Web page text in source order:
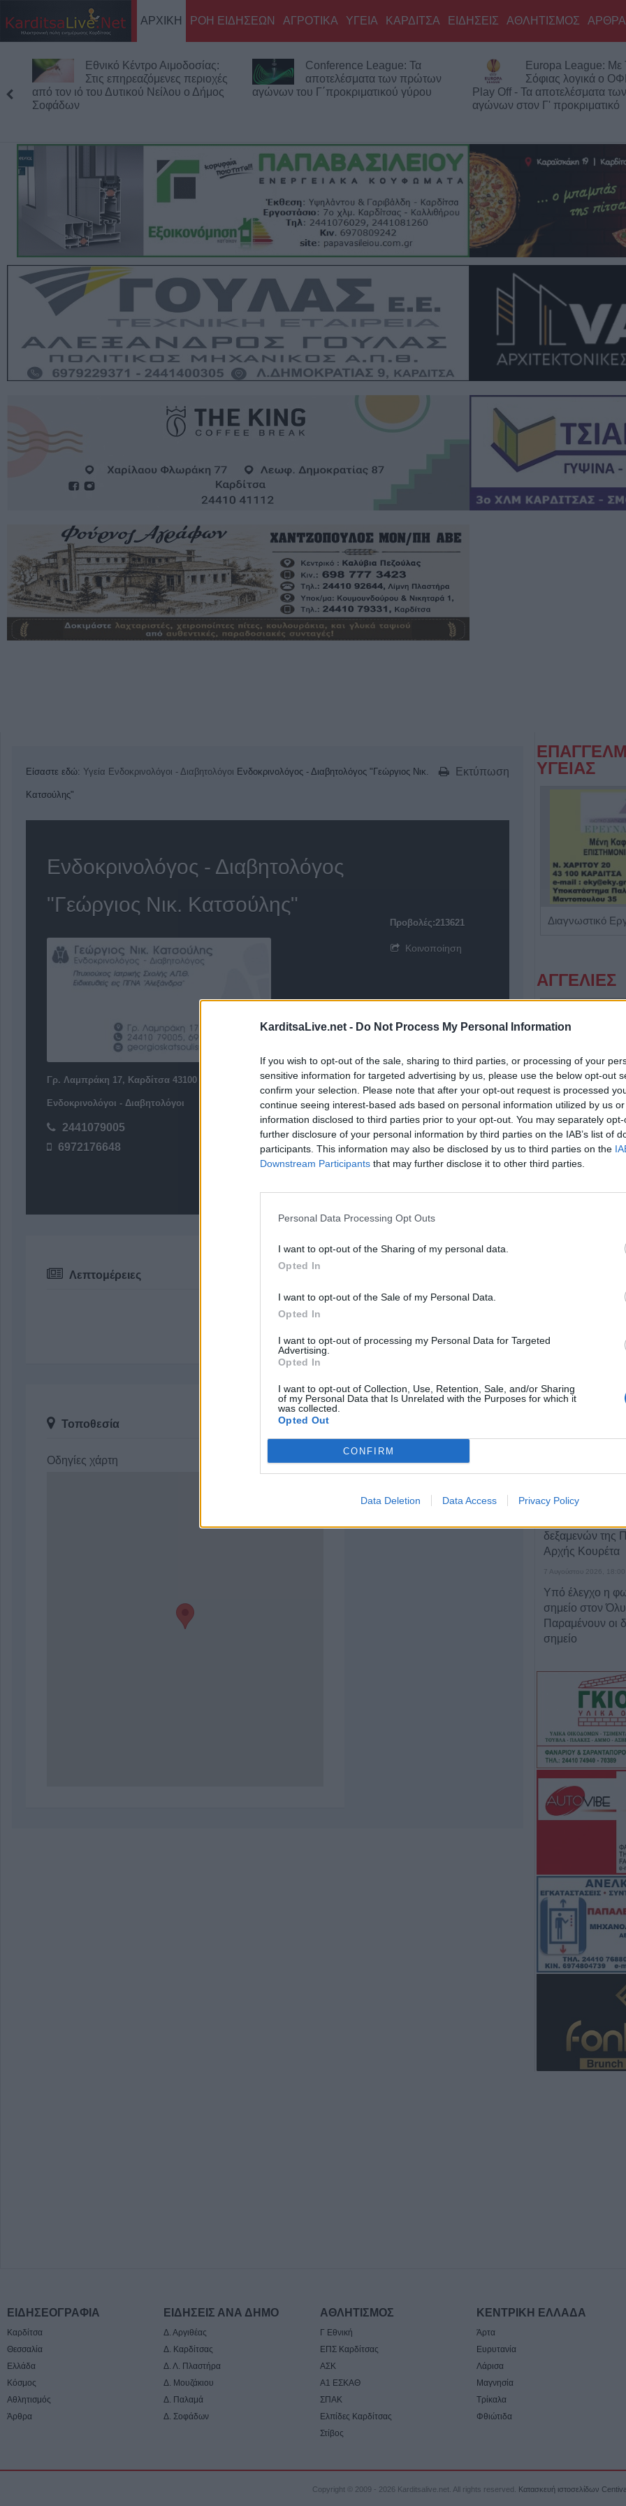
KarditsaLive.net - Do Not Process My Personal Information
If you wish to opt-out of the sale, sharing to third parties, or processing of your
sensitive information for targeted advertising by us, please use the below opt-out
confirm your selection. Please note that after your opt-out request is processed
continue seeing interest-based ads based on personal information utilized by us
information disclosed to third parties prior to your opt-out. You may separately
further disclosure of your personal information by third parties on the IAB’s list of
participants. This information may also be disclosed by us to third parties on the
Downstream Participants that may further disclose it to other third parties.
Personal Data Processing Opt Outs
I want to opt-out of the Sharing of my personal data.
Opted In
I want to opt-out of the Sale of my Personal Data.
Opted In
I want to opt-out of processing my Personal Data for Targeted
Advertising.
Opted In
I want to opt-out of Collection, Use, Retention, Sale, and/or Sharing
of my Personal Data that Is Unrelated with the Purposes for which it
was collected.
Opted Out
CONFIRM
Data Deletion Data Access Privacy Policy
ΑΡΧΙΚΗ ΡΟΗ ΕΙΔΗΣΕΩΝ ΑΓΡΟΤΙΚΑ ΥΓΕΙΑ ΚΑΡΔΙΤΣΑ ΕΙΔΗΣΕΙΣ ΑΘΛΗΤΙΣΜΟΣ ΑΡΘΡΑ
Conference League: Τα
αποτελέσματα των πρώτων
αγώνων του Γ΄προκριματικού γύρου
Europa League: Με ΤΣΚΑ
Σόφιας λογικά ο ΟΦΗ στα
Play Off - Τα αποτελέσματα των πρώτων
Με την πλάτη στον
ΠΑΟΚ - Ήττα εντός
την Άντερλεχτ
Εκτύπωση
Είσαστε εδώ: Υγεία Ενδοκρινολόγοι - Διαβητολόγοι Ενδοκρινολόγος - Διαβητολόγος "Γεώργιος Νικ.
Κατσούλης"
Ενδοκρινολόγος - Διαβητολόγος
"Γεώργιος Νικ. Κατσούλης"
Γρ. Λαμπράκη 17, Καρδίτσα 43100
Ενδοκρινολόγοι - Διαβητολόγοι
2441079005
6972176648
Προβολές:213621
Κοινοποίηση
Λεπτομέρειες
Τοποθεσία
Οδηγίες χάρτη
6972176648
ΥΓΕΙΑΣ
Ψυχολόγος 'Ζενζεφύλλη Σεβαστή'
ΑΓΓΕΛΙΕΣ
Η Αποκατάσταση Α.Ε. αναζητά για εργασία Νοσηλευτές και Βοηθούς Νοσηλευτές
προκριματικού
7 Αυγούστου 2026, 18:41
Συμμαχία Υπέρ
τον τρόπο και
δεξαμενών της
Αρχής Κουρέτα
7 Αυγούστου 2026, 18:00
Υπό έλεγχο η
σημείο στον
Παραμένουν οι
σημείο
Ενισχύθηκαν οι
δυνάμεις στην
αγροτοδασική
Κορίνθου
7 Αυγούστου 2026, 16:58
Το Σάββατο 8
του Δημήτριου
7 Αυγούστου 2026, 16:51
Κορυφώνεται η
Αυγούστου –
αναχωρούν από
7 Αυγούστου 2026, 16:36
ΥΠΑΑΤ:
εκατ. ευρώ για
κτηνοτροφίας
7 Αυγούστου 2026, 16:06
2,3 εκατ. ευρώ
Παιδείας για τη
στο
7 Αυγούστου 2026, 15:39
Υπεγράφη η
για την
οδικό δίκτυο
Στο ΠΠΑ
και τοποθέτηση
γήπεδο
7 Αυγούστου 2026, 14:26
Επιχορηγήσεις
ΕΙΔΗΣΕΟΓΡΑΦΙΑ
Καρδίτσα
Θεσσαλία
Ελλάδα
Κόσμος
Αθλητισμός
Άρθρα
ΕΙΔΗΣΕΙΣ ΑΝΑ ΔΗΜΟ
Δ. Αργιθέας
Δ. Καρδίτσας
Δ. Λ. Πλαστήρα
Δ. Μουζάκιου
Δ. Παλαμά
Δ. Σοφάδων
ΑΘΛΗΤΙΣΜΟΣ
Γ Εθνική
ΕΠΣ Καρδίτσας
ΑΣΚ
Α1 ΕΣΚΑΘ
ΣΠΑΚ
Ελπίδες Καρδίτσας
Στίβος
ΚΕΝΤΡΙΚΗ ΕΛΛΑΔΑ
Άρτα
Ευρυτανία
Λάρισα
Μαγνησία
Τρίκαλα
Φθιώτιδα
Copyright © 2009 - 2026 Karditsalive.net. All rights reserved. Κατασκευή ιστοσελίδων Centiva